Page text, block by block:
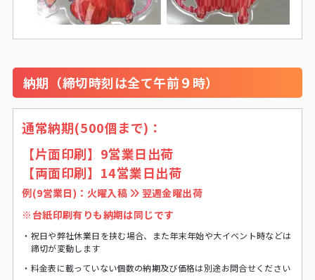
納期（締切時刻は全て午前９時）
通常納期(500個まで)：
【片面印刷】9営業日出荷
【両面印刷】14営業日出荷
例(9営業日)：火曜入稿
翌週金曜出荷
※台紙印刷有りも納期は同じです
・ 祝日や弊社休業日を挟む場合、また年末年始や大イベント時などは
締切が変動します
・ 料金表に載っていない個数の納期及び価格は別途お問合せください